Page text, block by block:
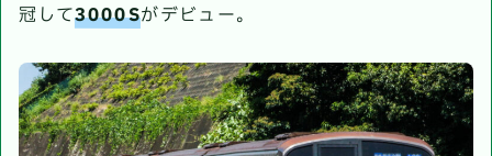
冠して3000Sがデビュー。